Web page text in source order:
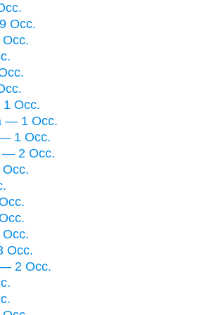
Occ.
Occ.
1 Occ.
— 1 Occ.
— 1 Occ.
— 2 Occ.
Occ.
Occ.
Occ.
— 2 Occ.